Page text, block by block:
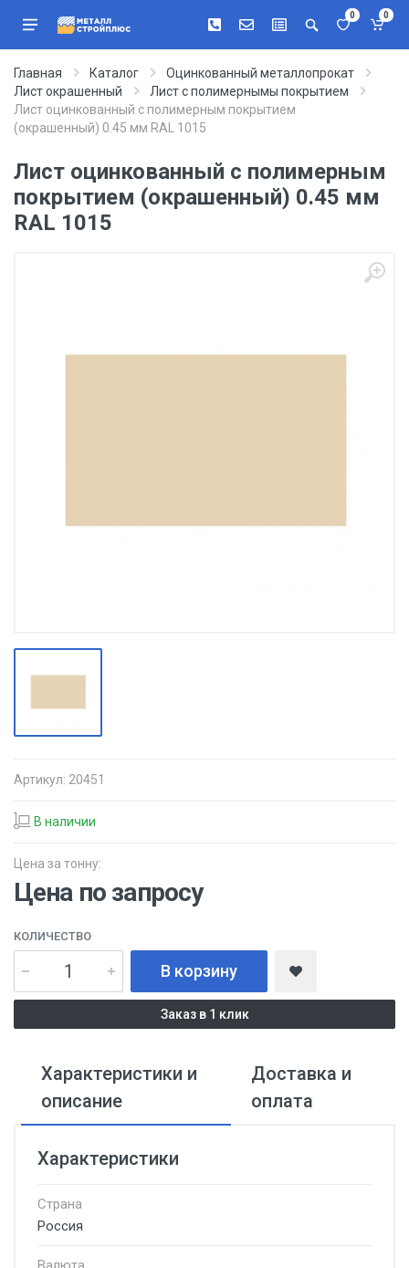
0 0
Главная Каталог
Оцинкованный металлопрокат
Лист окрашенный
Лист с полимернымы покрытием
Лист оцинкованный с полимерным покрытием
(окрашенный) 0.45 мм RAL 1015
Лист оцинкованный с полимерным
покрытием (окрашенный) 0.45 мм
RAL 1015
Артикул: 20451
В наличии
Цена за тонну:
Цена по запросу
КОЛИЧЕСТВО
В корзину
Заказ в 1 клик
Характеристики и
описание
Доставка и
оплата
Характеристики
Страна
Россия